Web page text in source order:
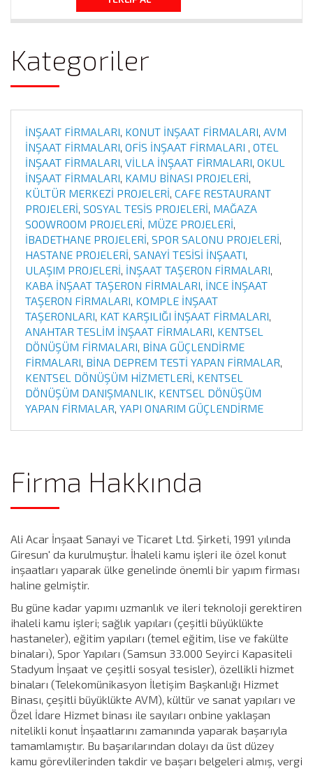
Kategoriler
İNŞAAT FİRMALARI, KONUT İNŞAAT FİRMALARI, AVM
İNŞAAT FİRMALARI, OFİS İNŞAAT FİRMALARI , OTEL
İNŞAAT FİRMALARI, VİLLA İNŞAAT FİRMALARI, OKUL
İNŞAAT FİRMALARI, KAMU BİNASI PROJELERİ,
KÜLTÜR MERKEZİ PROJELERİ, CAFE RESTAURANT
PROJELERİ, SOSYAL TESİS PROJELERİ, MAĞAZA
SOOWROOM PROJELERİ, MÜZE PROJELERİ,
İBADETHANE PROJELERİ, SPOR SALONU PROJELERİ,
HASTANE PROJELERİ, SANAYİ TESİSİ İNŞAATI,
ULAŞIM PROJELERİ, İNŞAAT TAŞERON FİRMALARI,
KABA İNŞAAT TAŞERON FİRMALARI, İNCE İNŞAAT
TAŞERON FİRMALARI, KOMPLE İNŞAAT
TAŞERONLARI, KAT KARŞILIĞI İNŞAAT FİRMALARI,
ANAHTAR TESLİM İNŞAAT FİRMALARI, KENTSEL
DÖNÜŞÜM FİRMALARI, BİNA GÜÇLENDİRME
FİRMALARI, BİNA DEPREM TESTİ YAPAN FİRMALAR,
KENTSEL DÖNÜŞÜM HİZMETLERİ, KENTSEL
DÖNÜŞÜM DANIŞMANLIK, KENTSEL DÖNÜŞÜM
YAPAN FİRMALAR, YAPI ONARIM GÜÇLENDİRME
Firma Hakkında
Ali Acar İnşaat Sanayi ve Ticaret Ltd. Şirketi, 1991 yılında
Giresun' da kurulmuştur. İhaleli kamu işleri ile özel konut
inşaatları yaparak ülke genelinde önemli bir yapım firması
haline gelmiştir.
Bu güne kadar yapımı uzmanlık ve ileri teknoloji gerektiren
ihaleli kamu işleri; sağlık yapıları (çeşitli büyüklükte
hastaneler), eğitim yapıları (temel eğitim, lise ve fakülte
binaları), Spor Yapıları (Samsun 33.000 Seyirci Kapasiteli
Stadyum İnşaat ve çeşitli sosyal tesisler), özellikli hizmet
binaları (Telekomünikasyon İletişim Başkanlığı Hizmet
Binası, çeşitli büyüklükte AVM), kültür ve sanat yapıları ve
Özel İdare Hizmet binası ile sayıları onbine yaklaşan
nitelikli konut İnşaatlarını zamanında yaparak başarıyla
tamamlamıştır. Bu başarılarından dolayı da üst düzey
kamu görevlilerinden takdir ve başarı belgeleri almış, vergi